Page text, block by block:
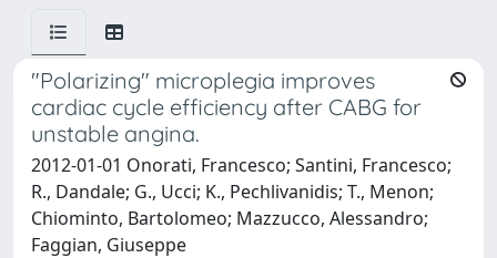
"Polarizing" microplegia improves
cardiac cycle efficiency after CABG for
unstable angina.
2012-01-01 Onorati, Francesco; Santini, Francesco;
R., Dandale; G., Ucci; K., Pechlivanidis; T., Menon;
Chiominto, Bartolomeo; Mazzucco, Alessandro;
Faggian, Giuseppe